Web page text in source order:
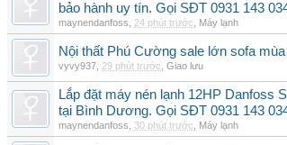
bảo hành uy tín. Gọi SĐT 0931 143
maynendanfoss 24 phút trước Máy lạnh
Nội thất Phú Cường sale lớn sofa
vyvy937 29 phút trước Giao lưu
Lắp đặt máy nén lạnh 12HP Danfoss
tại Bình Dương. Gọi SĐT 0931 143
maynendanfoss 30 phút trước Máy lạnh